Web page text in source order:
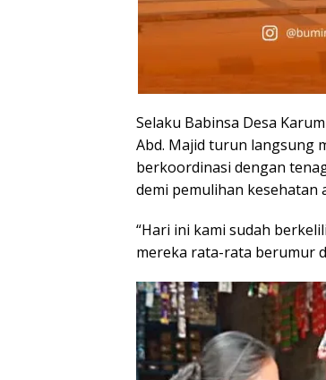
Selaku Babinsa Desa
Abd. Majid turun langsung
berkoordinasi dengan
demi pemulihan kesehatan
“Hari ini kami sudah
mereka rata-rata berumur